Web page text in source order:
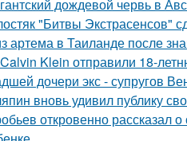
дождевой червь в
"Битвы Экстрасенсов"
артема в Таиланде после
Klein отправили 18-
дочери экс - супругов
вновь удивил публику
откровенно рассказал